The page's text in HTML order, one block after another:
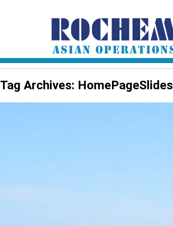
Tag Archives: HomePageSlides